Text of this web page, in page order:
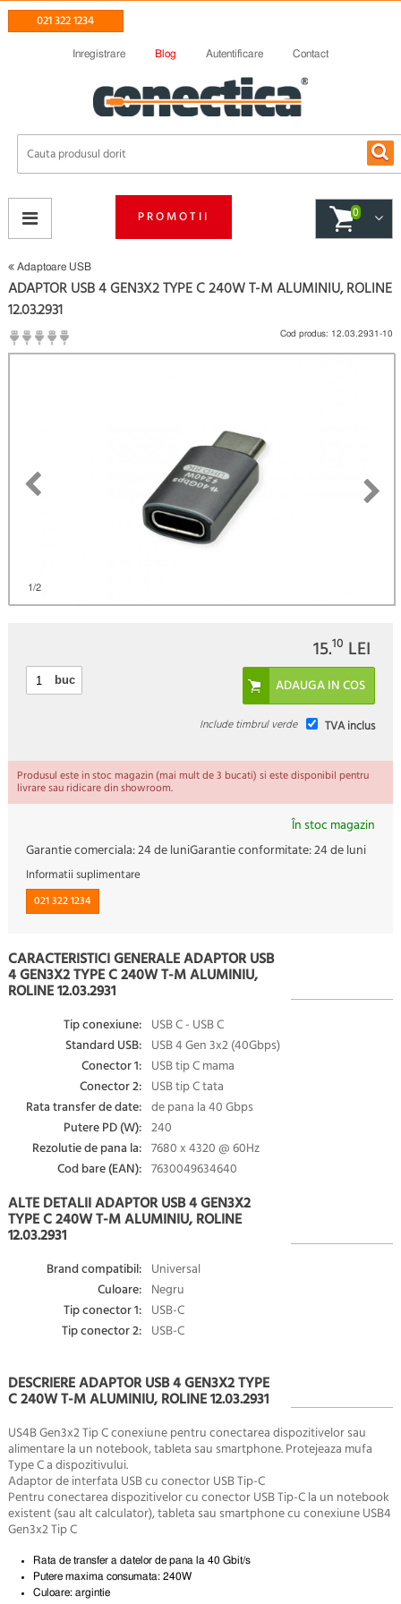
021 322 1234
Inregistrare Blog Autentificare Contact
PROMOTII 0
Adaptoare USB
1/2
ADAPTOR USB 4 GEN3X2 TYPE C 240W T-M ALUMINIU, ROLINE
12.03.2931
(
Cod produs: 12.03.2931-10
15.10 LEI
buc
TVA inclus
Include timbrul verde
Produsul este in stoc magazin (mai mult de 3 bucati) si este disponibil pentru
livrare sau ridicare din showroom.
În stoc magazin
Garantie comerciala:24 de luniGarantie conformitate:24 de luni
Informatii suplimentare
021 322 1234
CARACTERISTICI GENERALE ADAPTOR USB
4 GEN3X2 TYPE C 240W T-M ALUMINIU,
ROLINE 12.03.2931
Tip conexiune: USB C - USB C
Standard USB: USB 4 Gen 3x2 (40Gbps)
Conector 1: USB tip C mama
Conector 2: USB tip C tata
Rata transfer de date: de pana la 40 Gbps
Putere PD (W): 240
Rezolutie de pana la: 7680 x 4320 @ 60Hz
Cod bare (EAN): 7630049634640
ALTE DETALII ADAPTOR USB 4 GEN3X2
TYPE C 240W T-M ALUMINIU, ROLINE
12.03.2931
Brand compatibil: Universal
Culoare: Negru
Tip conector 1: USB-C
Tip conector 2: USB-C
DESCRIERE ADAPTOR USB 4 GEN3X2 TYPE
C 240W T-M ALUMINIU, ROLINE 12.03.2931
US4B Gen3x2 Tip C conexiune pentru conectarea dispozitivelor sau
alimentare la un notebook, tableta sau smartphone. Protejeaza mufa
Type C a dispozitivului.
Adaptor de interfata USB cu conector USB Tip-C
Pentru conectarea dispozitivelor cu conector USB Tip-C la un notebook
existent (sau alt calculator), tableta sau smartphone cu conexiune USB4
Gen3x2 Tip C
Rata de transfer a datelor de pana la 40 Gbit/s
Putere maxima consumata: 240W
Culoare: argintie